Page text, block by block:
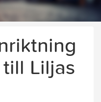
Liljas